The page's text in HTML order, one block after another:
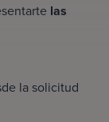
las
la solicitud